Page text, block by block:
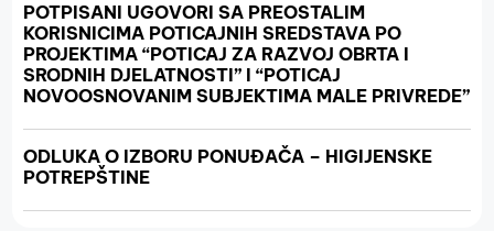
POTPISANI UGOVORI SA PREOSTALIM
KORISNICIMA POTICAJNIH SREDSTAVA PO
PROJEKTIMA “POTICAJ ZA RAZVOJ OBRTA I
SRODNIH DJELATNOSTI” I “POTICAJ
NOVOOSNOVANIM SUBJEKTIMA MALE PRIVREDE”
ODLUKA O IZBORU PONUĐAČA – HIGIJENSKE
POTREPŠTINE